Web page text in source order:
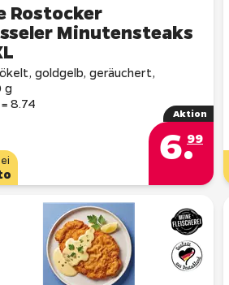
Rostocker
Minutensteaks
goldgelb, geräuchert,
g
8.74
Aktion
6.99